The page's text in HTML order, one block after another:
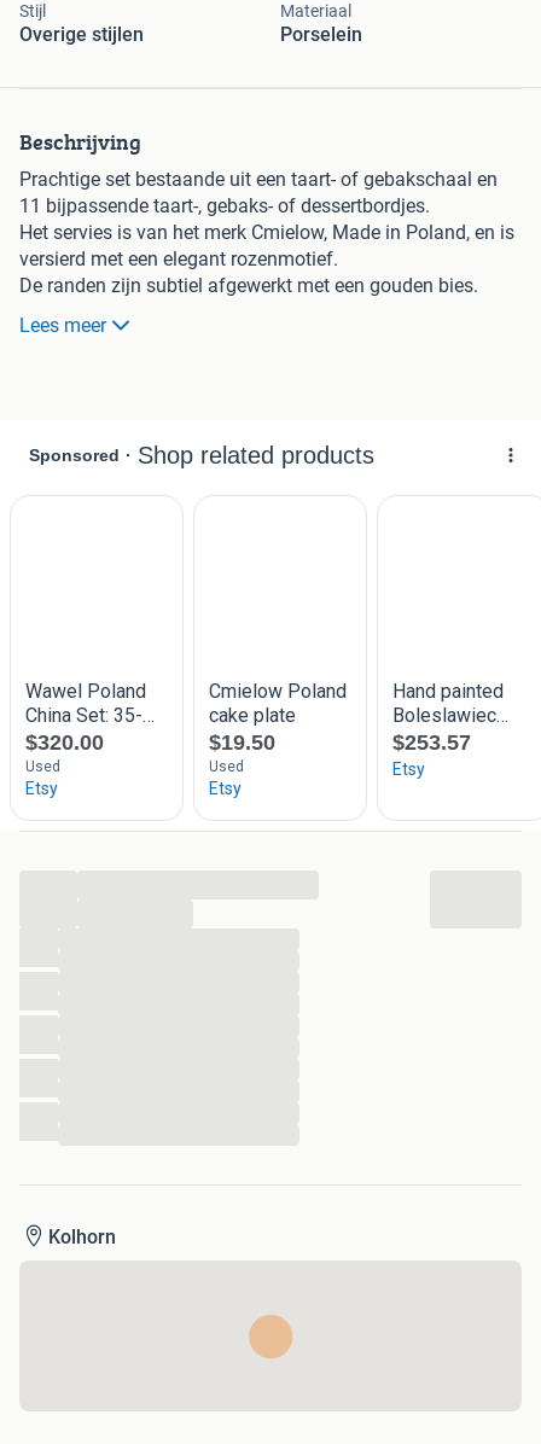
Stijl
Overige stijlen
Materiaal
Porselein
Beschrijving
Prachtige set bestaande uit een taart- of gebakschaal en
11 bijpassende taart-, gebaks- of dessertbordjes.
Het servies is van het merk Cmielow, Made in Poland, en is
versierd met een elegant rozenmotief.
De randen zijn subtiel afgewerkt met een gouden bies.
Ideaal voor een feestelijke gelegenheid of om uw
serviescollectie uit te breiden.
Lees meer
Kolhorn